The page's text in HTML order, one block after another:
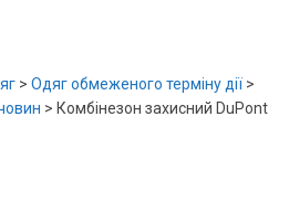
> Одяг обмеженого терміну дії >
> Комбінезон захисний DuPont